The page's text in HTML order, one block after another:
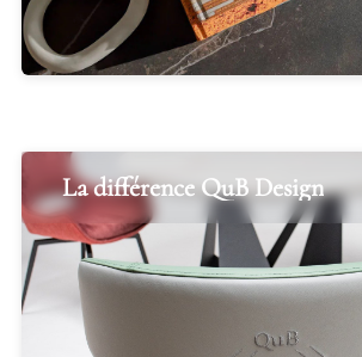
La différence QuB Design